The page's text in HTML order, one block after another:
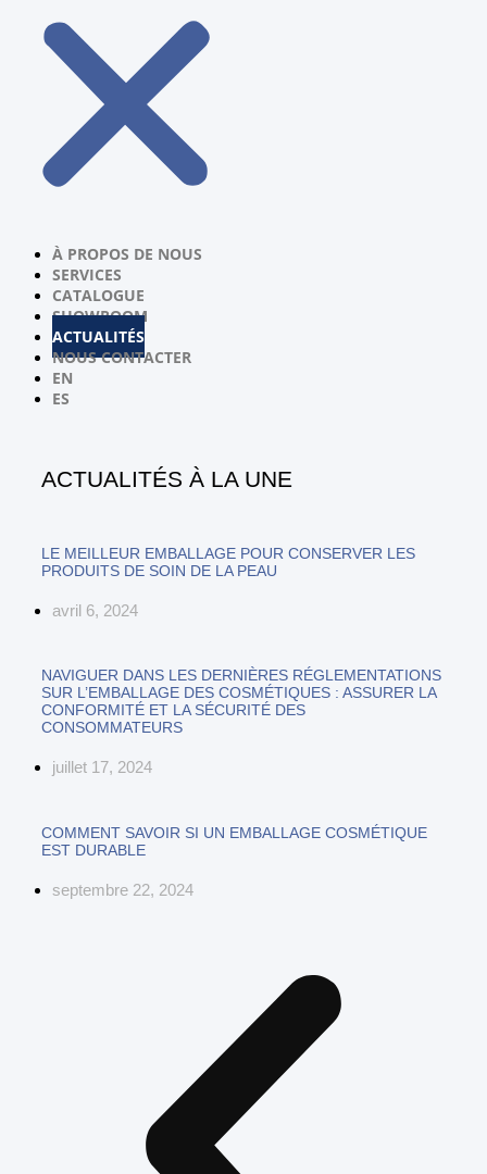
À PROPOS DE NOUS
SERVICES
CATALOGUE
SHOWROOM
ACTUALITÉS
NOUS CONTACTER
EN
ES
ACTUALITÉS À LA UNE
LE MEILLEUR EMBALLAGE POUR CONSERVER LES
PRODUITS DE SOIN DE LA PEAU
avril 6, 2024
NAVIGUER DANS LES DERNIÈRES RÉGLEMENTATIONS
SUR L’EMBALLAGE DES COSMÉTIQUES : ASSURER LA
CONFORMITÉ ET LA SÉCURITÉ DES
CONSOMMATEURS
juillet 17, 2024
COMMENT SAVOIR SI UN EMBALLAGE COSMÉTIQUE
EST DURABLE
septembre 22, 2024